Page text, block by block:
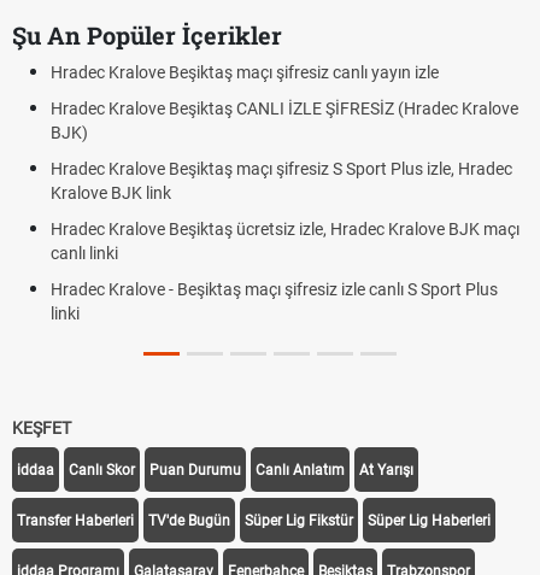
Şu An Popüler İçerikler
Hradec Kralove Beşiktaş maçı şifresiz canlı yayın izle
Hradec Kralove Beşiktaş CANLI İZLE ŞİFRESİZ (Hradec Kralove
BJK)
Hradec Kralove Beşiktaş maçı şifresiz S Sport Plus izle, Hradec
Kralove BJK link
Hradec Kralove Beşiktaş ücretsiz izle, Hradec Kralove BJK maçı
canlı linki
Hradec Kralove - Beşiktaş maçı şifresiz izle canlı S Sport Plus
linki
KEŞFET
iddaa Canlı Skor Puan Durumu Canlı Anlatım At Yarışı
Transfer Haberleri TV'de Bugün Süper Lig Fikstür Süper Lig Haberleri
iddaa Programı Galatasaray Fenerbahçe Beşiktaş Trabzonspor